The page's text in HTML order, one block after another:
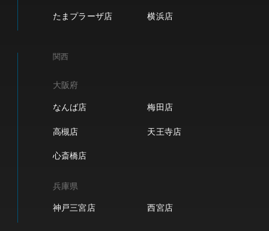
たまプラーザ店 横浜店
関西
大阪府
なんば店 梅田店
高槻店 天王寺店
心斎橋店
兵庫県
神戸三宮店 西宮店